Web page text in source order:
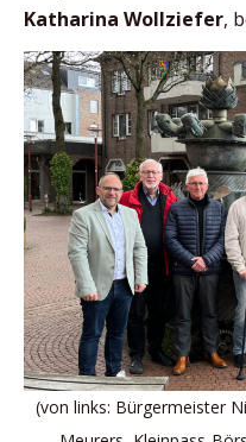
Katharina Wollziefer,
(von links: Bürgermeister